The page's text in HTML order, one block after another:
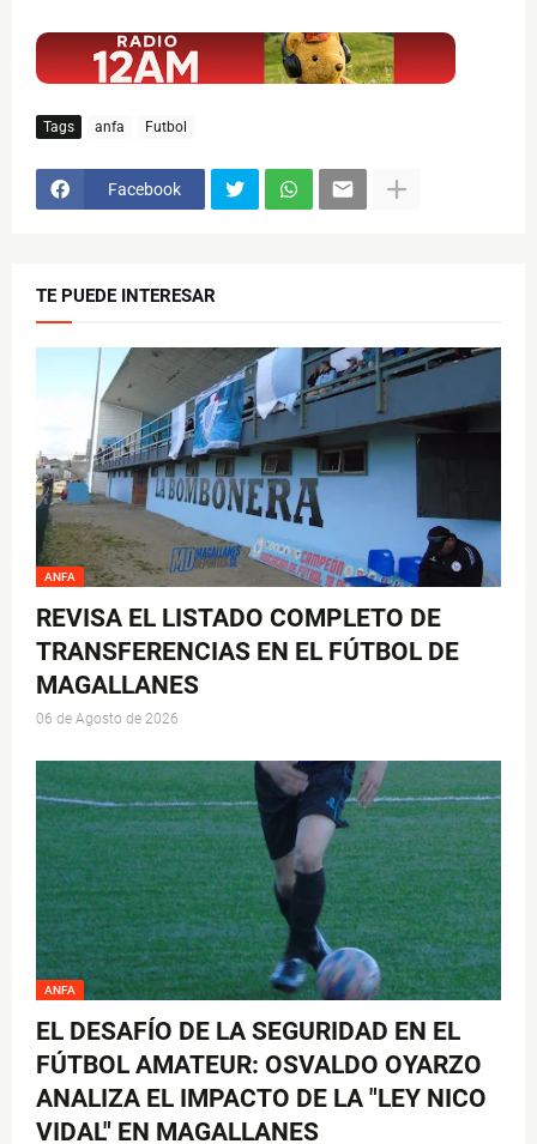
Tags anfa Futbol
Facebook
TE PUEDE INTERESAR
ANFA
REVISA EL LISTADO COMPLETO DE
TRANSFERENCIAS EN EL FÚTBOL DE
MAGALLANES
06 de Agosto de 2026
ANFA
EL DESAFÍO DE LA SEGURIDAD EN EL
FÚTBOL AMATEUR: OSVALDO OYARZO
ANALIZA EL IMPACTO DE LA "LEY NICO
VIDAL" EN MAGALLANES